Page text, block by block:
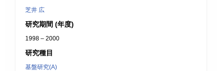
芝井 広
研究期間 (年度)
1998 – 2000
研究種目
基盤研究(A)